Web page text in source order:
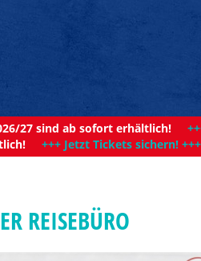
27 sind ab sofort erhältlich!
+++ Jetzt Tickets sichern! +++
REISEBÜRO